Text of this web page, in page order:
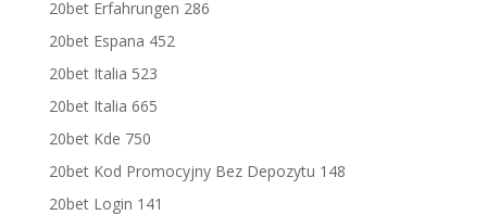
20bet Erfahrungen 286
20bet Espana 452
20bet Italia 523
20bet Italia 665
20bet Kde 750
20bet Kod Promocyjny Bez Depozytu 148
20bet Login 141